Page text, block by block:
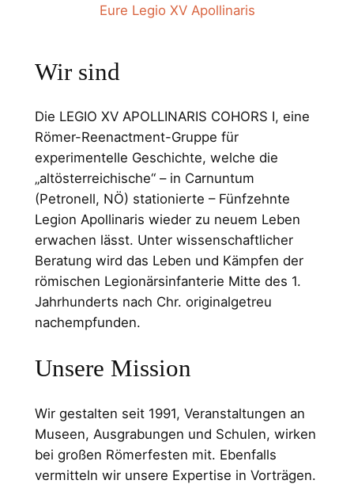
Eure Legio XV Apollinaris
Wir sind
Die LEGIO XV APOLLINARIS COHORS I, eine
Römer-Reenactment-Gruppe für
experimentelle Geschichte, welche die
„altösterreichische“ – in Carnuntum
(Petronell, NÖ) stationierte – Fünfzehnte
Legion Apollinaris wieder zu neuem Leben
erwachen lässt. Unter wissenschaftlicher
Beratung wird das Leben und Kämpfen der
römischen Legionärsinfanterie Mitte des 1.
Jahrhunderts nach Chr. originalgetreu
nachempfunden.
Unsere Mission
Wir gestalten seit 1991, Veranstaltungen an
Museen, Ausgrabungen und Schulen, wirken
bei großen Römerfesten mit. Ebenfalls
vermitteln wir unsere Expertise in Vorträgen.